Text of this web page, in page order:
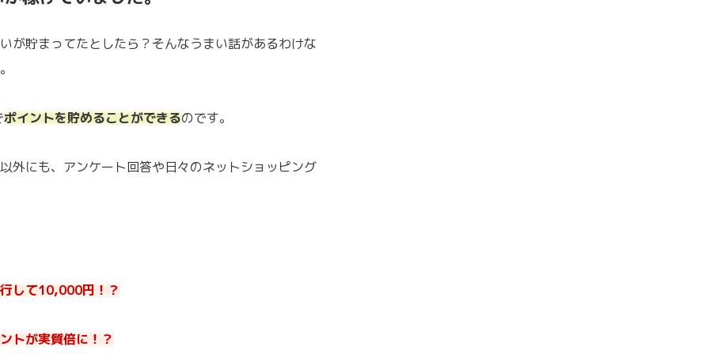
が貯まってたとしたら？そんなうまい話があるわけな
ポイントを貯めることができるのです。
外にも、アンケート回答や日々のネットショッピング
して10,000円！？
トが実質倍に！？